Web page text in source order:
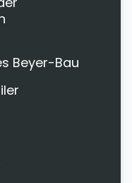
Beyer-Bau